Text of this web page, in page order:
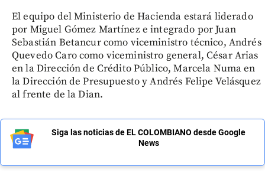
El equipo del Ministerio de Hacienda estará liderado
por Miguel Gómez Martínez e integrado por Juan
Sebastián Betancur como viceministro técnico, Andrés
Quevedo Caro como viceministro general, César Arias
en la Dirección de Crédito Público, Marcela Numa en
la Dirección de Presupuesto y Andrés Felipe Velásquez
al frente de la Dian.
Siga las noticias de EL COLOMBIANO desde Google
News